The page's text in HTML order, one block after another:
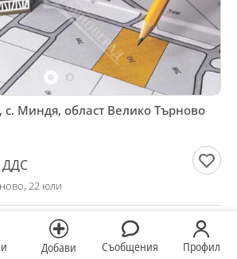
Добави Съобщения Профил
Миндя, област Велико Търново
ДДС
22 юли